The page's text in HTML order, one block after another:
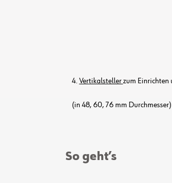
4. Vertikalstellerzum Einrichten
(in 48, 60, 76 mm Durchmesser)
So geht’s